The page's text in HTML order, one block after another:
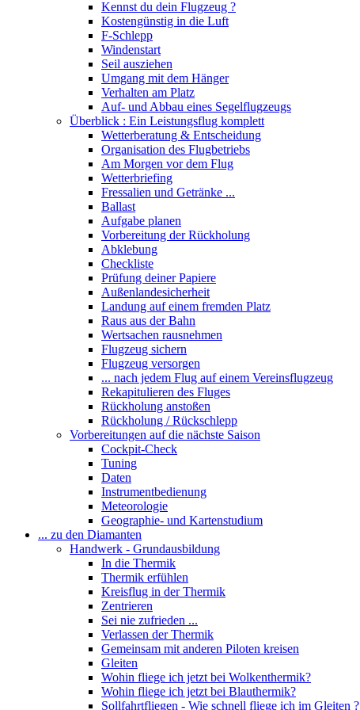
Kennst du dein Flugzeug ?
Kostengünstig in die Luft
F-Schlepp
Windenstart
Seil ausziehen
Umgang mit dem Hänger
Verhalten am Platz
Auf- und Abbau eines Segelflugzeugs
Überblick : Ein Leistungsflug komplett
Wetterberatung & Entscheidung
Organisation des Flugbetriebs
Am Morgen vor dem Flug
Wetterbriefing
Fressalien und Getränke ...
Ballast
Aufgabe planen
Vorbereitung der Rückholung
Abklebung
Checkliste
Prüfung deiner Papiere
Außenlandesicherheit
Landung auf einem fremden Platz
Raus aus der Bahn
Wertsachen rausnehmen
Flugzeug sichern
Flugzeug versorgen
... nach jedem Flug auf einem Vereinsflugzeug
Rekapitulieren des Fluges
Rückholung anstoßen
Rückholung / Rückschlepp
Vorbereitungen auf die nächste Saison
Cockpit-Check
Tuning
Daten
Instrumentbedienung
Meteorologie
Geographie- und Kartenstudium
... zu den Diamanten
Handwerk - Grundausbildung
In die Thermik
Thermik erfühlen
Kreisflug in der Thermik
Zentrieren
Sei nie zufrieden ...
Verlassen der Thermik
Gemeinsam mit anderen Piloten kreisen
Gleiten
Wohin fliege ich jetzt bei Wolkenthermik?
Wohin fliege ich jetzt bei Blauthermik?
Sollfahrtfliegen - Wie schnell fliege ich im Gleiten ?